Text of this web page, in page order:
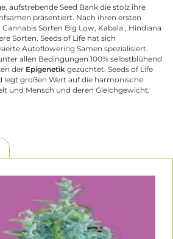
aufstrebende Seed Bank die stolz ihre
präsentiert. Nach ihren ersten
Sorten Big Low, Kabala , Hindiana
Sorten. Seeds of Life hat sich
Autoflowering Samen spezialisiert.
allen Bedingungen 100% selbstblühend
der Epigenetik gezüchtet. Seeds of Life
legt großen Wert auf die harmonische
und Mensch und deren Gleichgewicht.